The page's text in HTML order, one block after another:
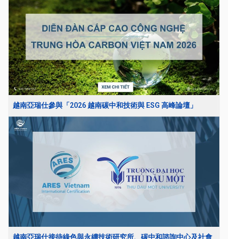
越南亞瑞仕參與「2026 越南碳中和技術與 ESG 高峰論壇」
越南亞瑞仕接待綠色與永續技術研究所、碳中和諮詢中心及社會